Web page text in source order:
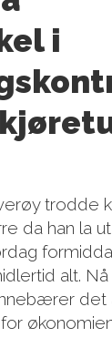
i
trodde
da han la
alt.
det